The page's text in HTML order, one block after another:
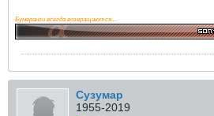
Бумеранги всегда возвращаются....
Сузумар
1955-2019